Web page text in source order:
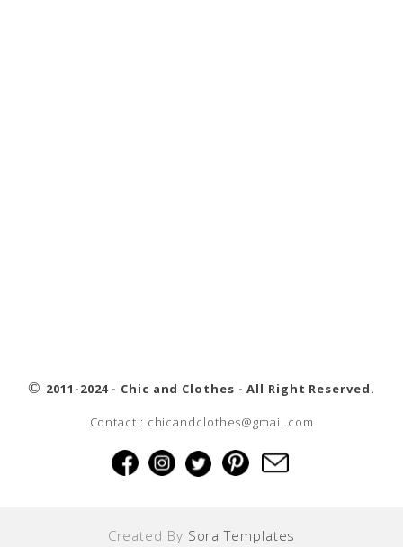
© 2011-2024 - Chic and Clothes - All Right Reserved.
Contact : chicandclothes@gmail.com
Created By Sora Templates